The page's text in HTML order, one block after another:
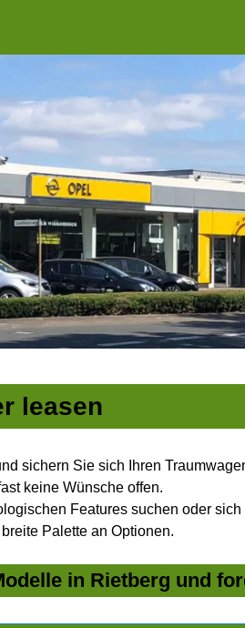
leasen
sichern Sie sich Ihren
keine Wünsche offen.
Features suchen oder
Palette an Optionen.
in Rietberg und